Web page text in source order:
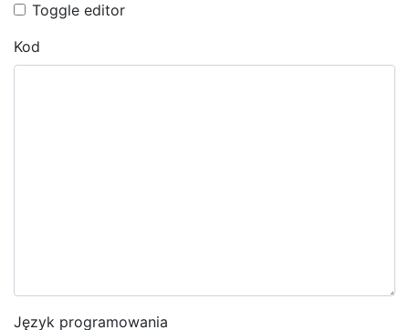
Toggle editor
Kod
Język programowania